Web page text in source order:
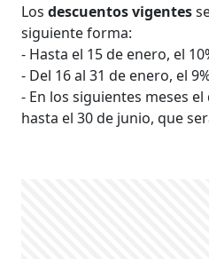
Losdescuentos vigentes
siguiente forma:
- Hasta el 15 de enero, el
- Del 16 al 31 de enero, el
- En los siguientes meses
hasta el 30 de junio, que